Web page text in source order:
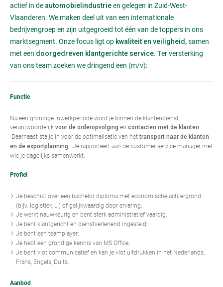
actief in de automobielindustrieen gelegen in Zuid-West-
Vlaanderen. We maken deel uit van een internationale
bedrijvengroep en zijn uitgegroeid tot één van de toppers in ons
marktsegment. Onze focus ligt op kwaliteit en veiligheid,samen
met een doorgedreven klantgerichte service. Ter versterking
van ons team zoeken we dringend een (m/v):
Functie
Na een grondige inwerkperiode word je binnen de klantendienst
verantwoordelijk voor de orderopvolging en contacten met de klanten
Daarnaast sta je in voor de optimalisatie van hettransport naar de klanten
en de exportplanning
. Je rapporteert aan de customer service manager met
wie je dagelijks samenwerkt.
Profiel
Je beschikt over een bachelor diploma met economische achtergrond
(bijv. logistiek, …) of gelijkwaardig door ervaring;
Je werkt nauwkeurig en bent sterk administratief vaardig;
Je bent klantgericht en dienstverlenend ingesteld;
Je bent een teamplayer;
Je hebt een grondige kennis van MS Office;
Je bent vlot communicatief en kan je vlot uitdrukken in het Nederlands,
Frans, Engels, Duits.
Aanbod